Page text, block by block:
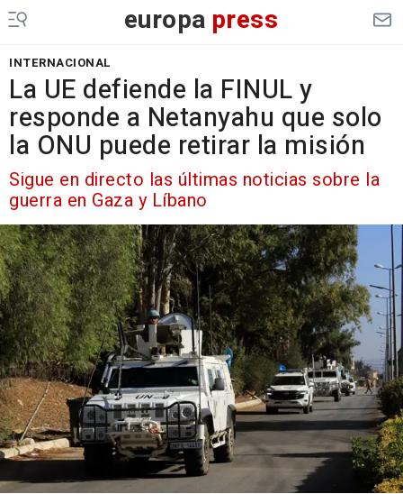
europa press
INTERNACIONAL
La UE defiende la FINUL y
responde a Netanyahu que solo
la ONU puede retirar la misión
Sigue en directo las últimas noticias sobre la
guerra en Gaza y Líbano